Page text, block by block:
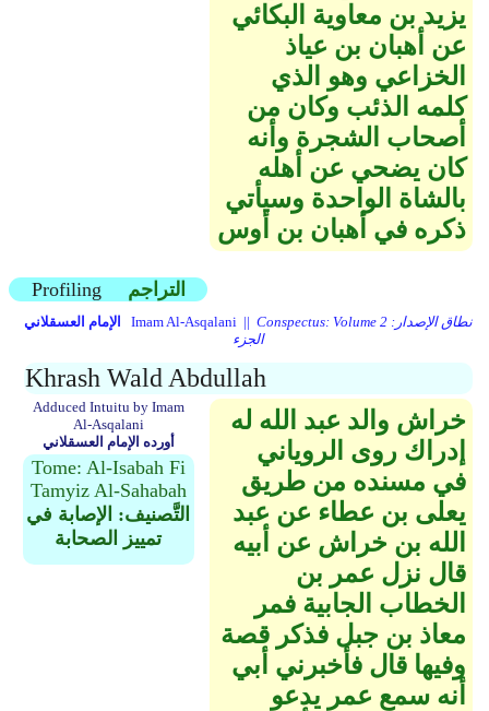
يزيد بن معاوية البكائي
عن أهبان بن عياذ
الخزاعي وهو الذي
كلمه الذئب وكان من
أصحاب الشجرة وأنه
كان يضحي عن أهله
بالشاة الواحدة وسيأتي
ذكره في أهبان بن أوس
Profiling التراجم
الإمام العسقلاني Imam Al-Asqalani || Conspectus: Volume 2 نطاق الإصدار:
الجزء
Khrash Wald Abdullah
خراش والد عبد الله له
إدراك روى الروياني
في مسنده من طريق
يعلى بن عطاء عن عبد
الله بن خراش عن أبيه
قال نزل عمر بن
الخطاب الجابية فمر
معاذ بن جبل فذكر قصة
وفيها قال فأخبرني أبي
أنه سمع عمر يدعو
Adduced Intuitu by Imam
Al-Asqalani
أورده الإمام العسقلاني
Tome: Al-Isabah Fi
Tamyiz Al-Sahabah
التَّصنيف: الإصابة في
تمييز الصحابة